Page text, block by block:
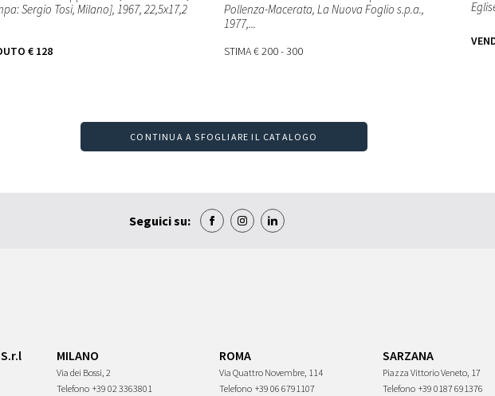
Sergio Tosi, Milano], 1967, 22,5x17,2
€ 128
Pollenza-Macerata, La Nuova Foglio s.p.a.,
1977,...
STIMA€ 200 - 300
CONTINUA A SFOGLIARE IL CATALOGO
Seguici su:
MILANO
Via dei Bossi, 2
Telefono +39 02 3363801
ROMA
Via Quattro Novembre, 114
Telefono +39 06 6791107
SARZANA
Piazza Vittorio Veneto, 17
Telefono +39 0187 691376